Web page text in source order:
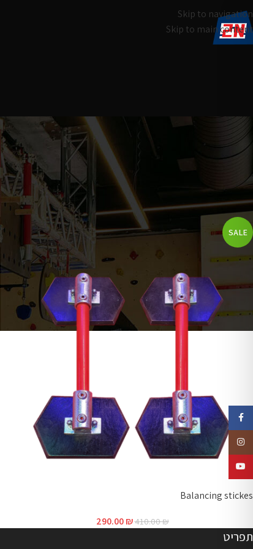
Skip to navigation
Skip to main content
עמוד הבית
SALE
Balancing stickes
410.00₪
290.00₪
תפריט
Facebook
Instagram